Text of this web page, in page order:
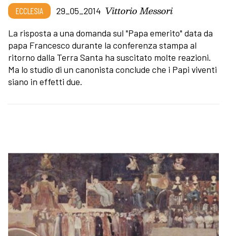
ECCLESIA 29_05_2014 Vittorio Messori
La risposta a una domanda sul "Papa emerito" data da
papa Francesco durante la conferenza stampa al
ritorno dalla Terra Santa ha suscitato molte reazioni.
Ma lo studio di un canonista conclude che i Papi viventi
siano in effetti due.